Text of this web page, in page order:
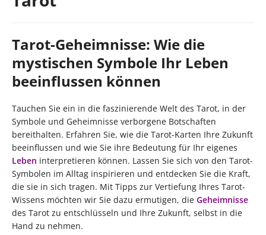
Tarot-Geheimnisse: Wie die
mystischen Symbole Ihr Leben
beeinflussen können
Tauchen Sie ein in die faszinierende Welt des Tarot, in der
Symbole und Geheimnisse verborgene Botschaften
bereithalten. Erfahren Sie, wie die Tarot-Karten Ihre Zukunft
beeinflussen und wie Sie ihre Bedeutung für Ihr eigenes
Leben interpretieren können. Lassen Sie sich von den Tarot-
Symbolen im Alltag inspirieren und entdecken Sie die Kraft,
die sie in sich tragen. Mit Tipps zur Vertiefung Ihres Tarot-
Wissens möchten wir Sie dazu ermutigen, die Geheimnisse
des Tarot zu entschlüsseln und Ihre Zukunft, selbst in die
Hand zu nehmen.